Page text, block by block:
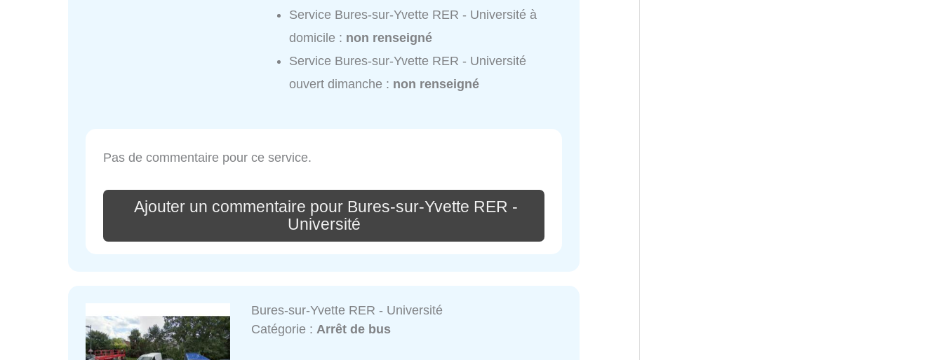
Service Bures-sur-Yvette RER - Université à
domicile : non renseigné
Service Bures-sur-Yvette RER - Université
ouvert dimanche : non renseigné
Pas de commentaire pour ce service.
Ajouter un commentaire pour Bures-sur-Yvette RER -
Université
Bures-sur-Yvette RER - Université
Catégorie : Arrêt de bus